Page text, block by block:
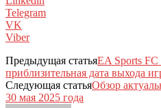
Telegram
VK
Viber
Предыдущая статьяEA Sports FC
приблизительная дата выхода
Следующая статьяОбзор
30 мая 2025 года